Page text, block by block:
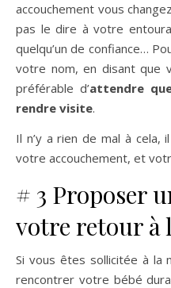
accouchement vous
pas le dire à votre
quelqu’un de confiance…
votre nom, en disant que
préférable d’attendre
rendre visite.
Il n’y a rien de mal à cela,
votre accouchement, et
# 3 Proposer
votre retour à
Si vous êtes sollicitée à la
rencontrer votre bébé